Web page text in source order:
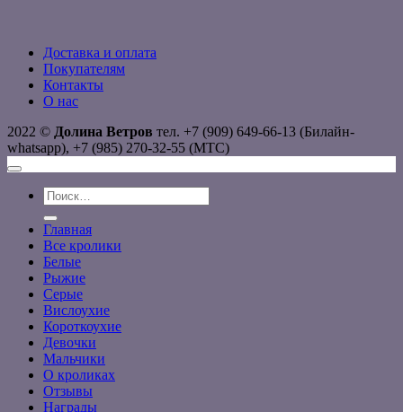
Доставка и оплата
Покупателям
Контакты
О нас
2022 © Долина Ветров тел. +7 (909) 649-66-13 (Билайн-
whatsapp), +7 (985) 270-32-55 (МТС)
Искать:
Главная
Все кролики
Белые
Рыжие
Серые
Вислоухие
Короткоухие
Девочки
Мальчики
О кроликах
Отзывы
Награды